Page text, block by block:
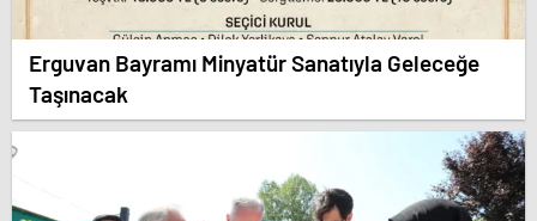
Erguvan Bayramı Minyatür Sanatıyla Geleceğe
Taşınacak